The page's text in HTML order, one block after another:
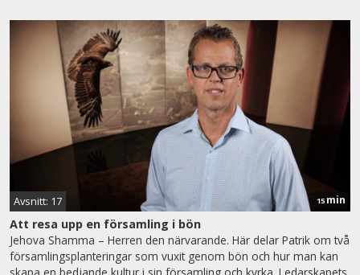
Avsnitt: 17 15 min
Att resa upp en församling i bön
Jehova Shamma – Herren den närvarande. Här delar Patrik om två
församlingsplanteringar som vuxit genom bön och hur man kan